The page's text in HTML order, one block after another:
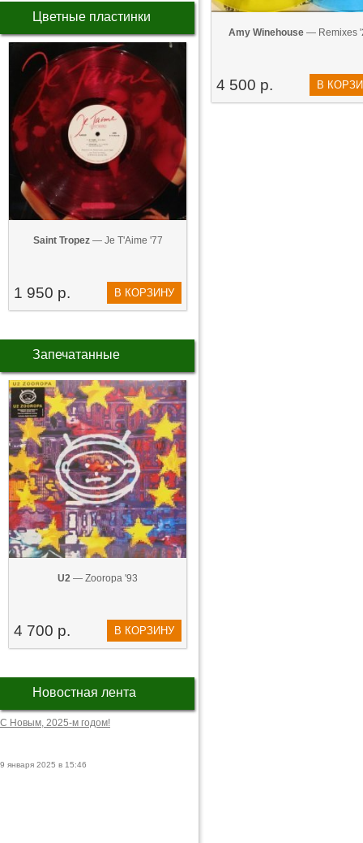
Цветные пластинки
Saint Tropez— Je T'Aime '77
1 950 р. В КОРЗИНУ
Запечатанные
U2 — Zooropa '93
4 700 р. В КОРЗИНУ
Новостная лента
С Новым, 2025-м годом!
9 января 2025 в 15:46
Amy Winehouse— Remixes
4 500 р. В